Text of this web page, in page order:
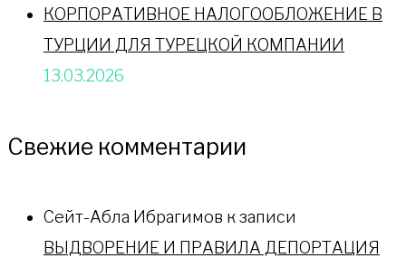
КОРПОРАТИВНОЕ НАЛОГООБЛОЖЕНИЕ В
ТУРЦИИ ДЛЯ ТУРЕЦКОЙ КОМПАНИИ
13.03.2026
Свежие комментарии
Сейт-Абла Ибрагимов к записи
ВЫДВОРЕНИЕ И ПРАВИЛА ДЕПОРТАЦИЯ